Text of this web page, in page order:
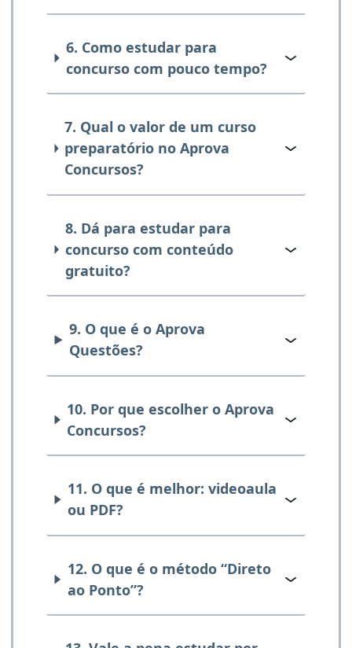
6. Como estudar para
concurso com pouco tempo?
7. Qual o valor de um curso
preparatório no Aprova
Concursos?
8. Dá para estudar para
concurso com conteúdo
gratuito?
9. O que é o Aprova
Questões?
10. Por que escolher o Aprova
Concursos?
11. O que é melhor: videoaula
ou PDF?
12. O que é o método “Direto
ao Ponto”?